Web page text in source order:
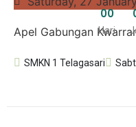
Apel Gabungan
SMKN 1 Telagasari
00
Hari